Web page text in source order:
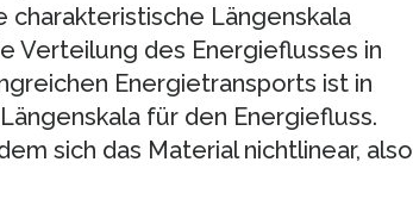
Längenskala
Verteilung des Energieflusses in
Energietransports ist in
für den Energiefluss.
sich das Material nichtlinear, also